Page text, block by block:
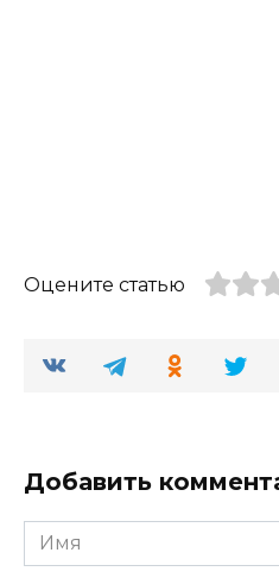
Оцените статью
Добавить
Имя
*